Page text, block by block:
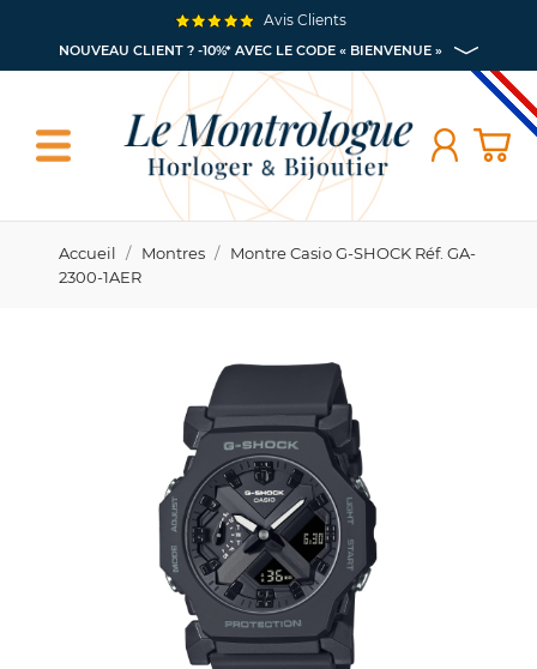
NOUVEAU CLIENT ? -10%* AVEC LE CODE « BIENVENUE »
Avis Clients
Accueil Montres
Montre Casio G-SHOCK Réf. GA-
2300-1AER